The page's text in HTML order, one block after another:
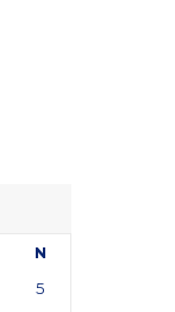
N
5